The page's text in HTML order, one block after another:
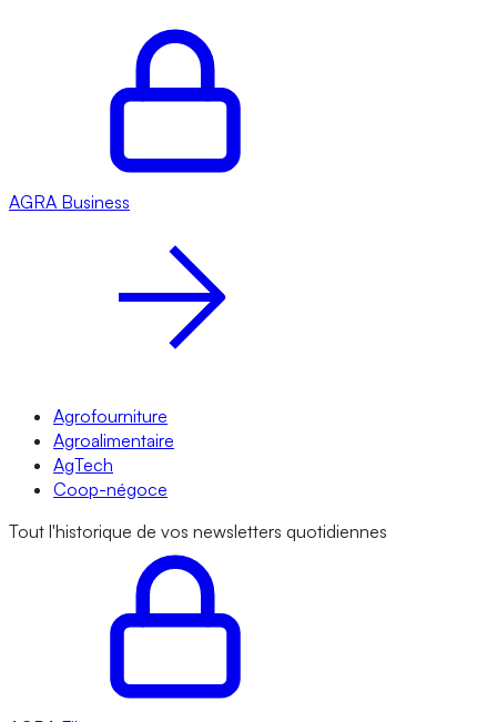
AGRA Business
Agrofourniture
Agroalimentaire
AgTech
Coop-négoce
Tout l'historique de vos newsletters quotidiennes